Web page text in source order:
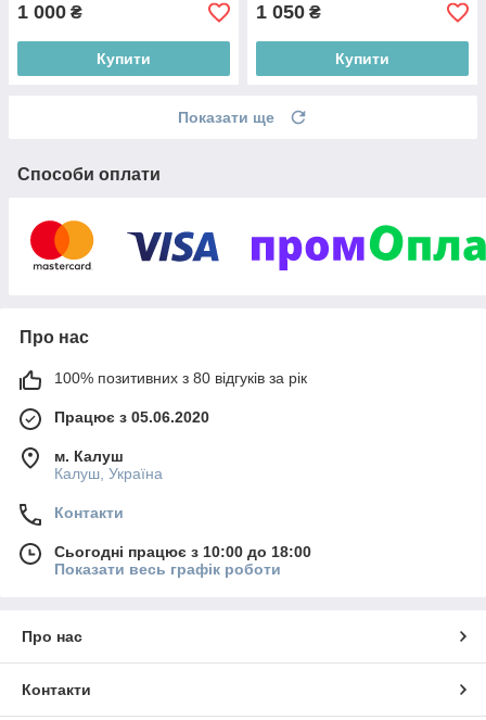
1 000 ₴
Купити
1 050 ₴
Купити
Показати ще
Способи оплати
Про нас
100% позитивних з 80 відгуків за рік
Працює з 05.06.2020
м. Калуш
Калуш, Україна
Контакти
Сьогодні працює з 10:00 до 18:00
Показати весь графік роботи
Про нас
Контакти